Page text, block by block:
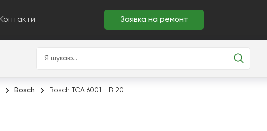
Контакти Заявка на ремонт
Bosch Bosch TCA 6001 - B 20